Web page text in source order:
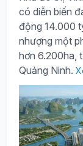
có diễn biến
động 14.000
nhượng một
hơn 6.200ha,
Quảng Ninh.